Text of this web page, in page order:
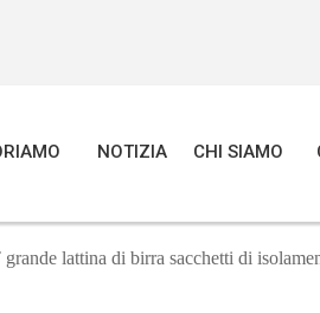
NOTIZIA CHI SIAMO
lattina di birra sacchetti di